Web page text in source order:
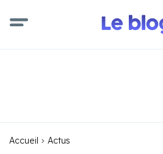
Accueil Actus